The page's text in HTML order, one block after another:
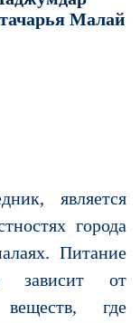
Малай
является
города
Питание
зависит от
веществ, где